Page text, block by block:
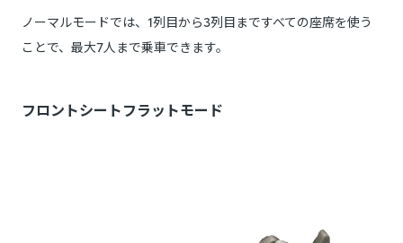
ノーマルモードでは、1列目から3列目まですべての座席を使う
ことで、最大7人まで乗車できます。
フロントシートフラットモード